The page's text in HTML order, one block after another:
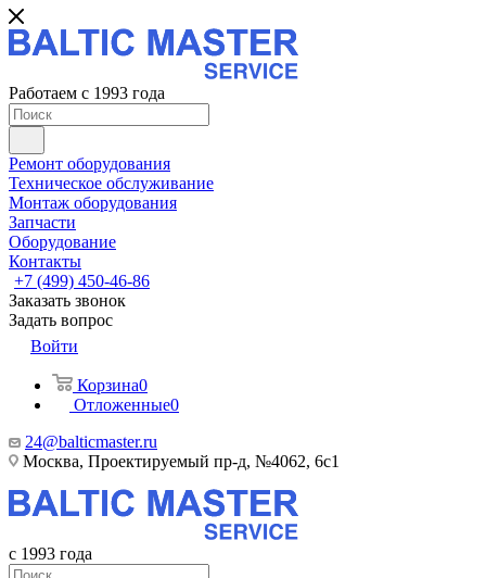
Работаем с 1993 года
Ремонт оборудования
Техническое обслуживание
Монтаж оборудования
Запчасти
Оборудование
Контакты
+7 (499) 450-46-86
Заказать звонок
Задать вопрос
Войти
Корзина0
Отложенные0
24@balticmaster.ru
Москва, Проектируемый пр-д, №4062, 6с1
с 1993 года